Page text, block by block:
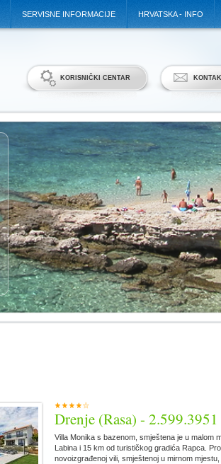
SERVISNE INFORMACIJE HRVATSKA - INFO
KORISNIČKI CENTAR
Drenje (Rasa) - 2.599.3951
Villa Monika s bazenom, smještena je u malom
Labina i 15 km od turističkog gradića Rapca.
novoizgrađenoj vili, smještenoj u mirnom